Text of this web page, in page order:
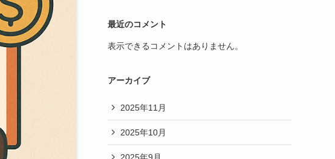
最近のコメント
表示できるコメントはありません。
アーカイブ
2025年11月
2025年10月
2025年9月